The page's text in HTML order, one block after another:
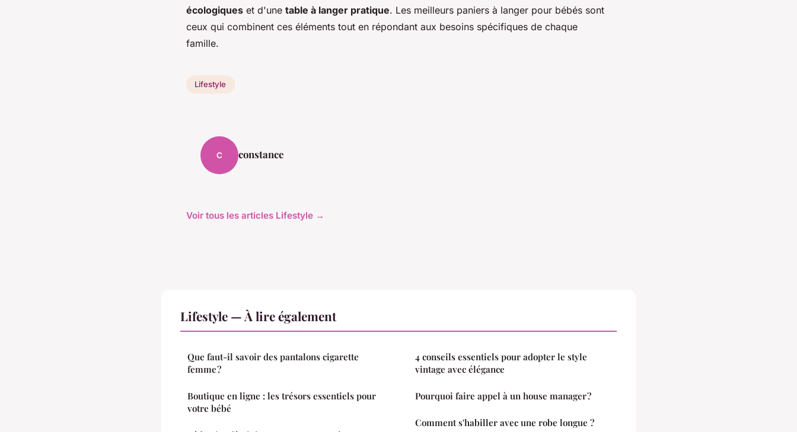
écologiques et d'une table à langer pratique. Les meilleurs paniers à langer pour bébés sont
ceux qui combinent ces éléments tout en répondant aux besoins spécifiques de chaque
famille.
Lifestyle
C constance
Voir tous les articles Lifestyle →
Lifestyle — À lire également
Que faut-il savoir des pantalons cigarette
femme ?
Boutique en ligne : les trésors essentiels pour
votre bébé
4 conseils essentiels pour adopter le style
vintage avec élégance
Pourquoi faire appel à un house manager ?
Comment s'habiller avec une robe longue ?